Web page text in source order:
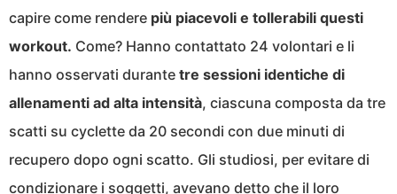
capire come rendere più piacevoli e tollerabili questi
workout. Come? Hanno contattato 24 volontari e li
hanno osservati durante tre sessioni identiche di
allenamenti ad alta intensità, ciascuna composta da tre
scatti su cyclette da 20 secondi con due minuti di
recupero dopo ogni scatto. Gli studiosi, per evitare di
condizionare i soggetti, avevano detto che il loro